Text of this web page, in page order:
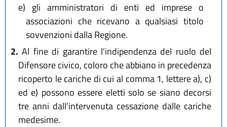
e) gli amministratori di enti ed imprese o
associazioni che ricevano a qualsiasi titolo
sovvenzioni dalla Regione.
2. Al fine di garantire l'indipendenza del ruolo del
Difensore civico, coloro che abbiano in precedenza
ricoperto le cariche di cui al comma 1, lettere a), c)
ed e) possono essere eletti solo se siano decorsi
tre anni dall'intervenuta cessazione dalle cariche
medesime.